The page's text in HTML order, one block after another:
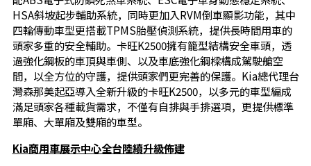
HSA斜坡起步輔助系統，同時更加入RVM倒車顯影功能，其中
四輪傳動車型更搭載TPMS胎壓偵測系統，提供長時間用車的
頭家多重的安全輔助。卡旺K2500擁有籠型結構安全車頭，透
過強化鋼板的車頂與車側、以及車底強化鋼樑構成駕駛艙空
間，以全方位的守護，提供頭家們更完善的保護。Kia總代理台
灣森那美起亞導入全新升級的卡旺K2500，以多元的車型編成
滿足頭家各種載貨需求，不僅有自排與手排選項，更提供標準
單廂、大單廂及雙廂的車型。
Kia商用車展示中心全台陸續升級佈建